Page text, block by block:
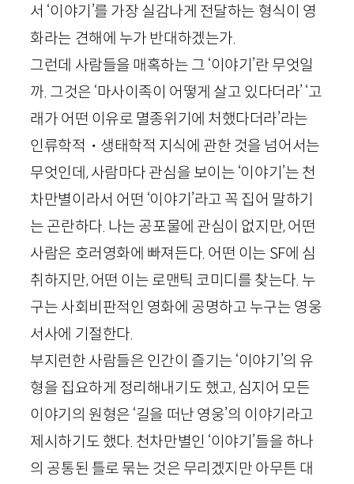
서 ‘이야기’를 가장 실감나게 전달하는 형식이 영
화라는 견해에 누가 반대하겠는가.
그런데 사람들을 매혹하는 그 ‘이야기’란 무엇일
까. 그것은 ‘마사이족이 어떻게 살고 있다더라’ ‘고
래가 어떤 이유로 멸종위기에 처했다더라’라는
인류학적・생태학적 지식에 관한 것을 넘어서는
무엇인데, 사람마다 관심을 보이는 ‘이야기’는 천
차만별이라서 어떤 ‘이야기’라고 꼭 집어 말하기
는 곤란하다. 나는 공포물에 관심이 없지만, 어떤
사람은 호러영화에 빠져든다. 어떤 이는 SF에 심
취하지만, 어떤 이는 로맨틱 코미디를 찾는다. 누
구는 사회비판적인 영화에 공명하고 누구는 영웅
서사에 기절한다.
부지런한 사람들은 인간이 즐기는 ‘이야기’의 유
형을 집요하게 정리해내기도 했고, 심지어 모든
이야기의 원형은 ‘길을 떠난 영웅’의 이야기라고
제시하기도 했다. 천차만별인 ‘이야기’들을 하나
의 공통된 틀로 묶는 것은 무리겠지만 아무튼 대